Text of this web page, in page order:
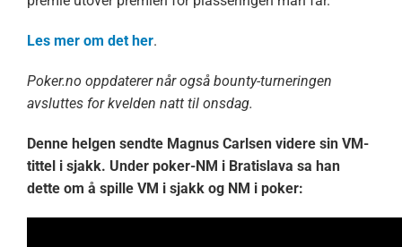
Les mer om det her.
Poker.no oppdaterer når også bounty-turneringen
avsluttes for kvelden natt til onsdag.
Denne helgen sendte Magnus Carlsen videre sin VM-
tittel i sjakk. Under poker-NM i Bratislava sa han
dette om å spille VM i sjakk og NM i poker: